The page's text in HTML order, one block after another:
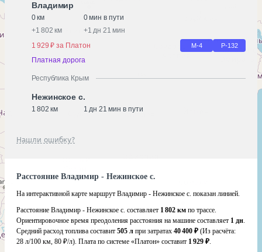
Владимир
0 км
0 мин в пути
+1 802 км +1 дн 21 мин
1 929 ₽ за Платон
М-4 Р-132
Платная дорога
Республика Крым
Нежинское с.
1 802 км 1 дн 21 мин в пути
Нашли ошибку?
Расстояние Владимир - Нежинское с.
На интерактивной карте маршрут Владимир - Нежинское с. показан линией.
Расстояние Владимир - Нежинское с. составляет 1 802 км по трассе.
Ориентировочное время преодоления расстояния на машине составляет 1 дн.
Средний расход топлива составит 505 л при затратах 40 400 ₽ (Из расчёта:
28 л/100 км, 80 ₽/л). Плата по системе «Платон» составит 1 929 ₽.